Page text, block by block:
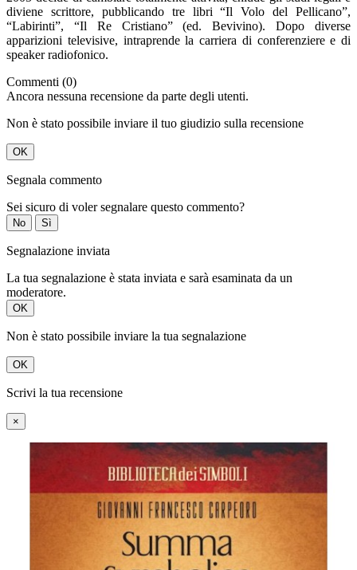
diviene scrittore, pubblicando tre libri “Il Volo del Pellicano”,
“Labirinti”, “Il Re Cristiano” (ed. Bevivino). Dopo diverse
apparizioni televisive, intraprende la carriera di conferenziere e di
speaker radiofonico.
Commenti (0)
Ancora nessuna recensione da parte degli utenti.
Non è stato possibile inviare il tuo giudizio sulla recensione
OK
Segnala commento
Sei sicuro di voler segnalare questo commento?
No Sì
Segnalazione inviata
La tua segnalazione è stata inviata e sarà esaminata da un
moderatore.
OK
Non è stato possibile inviare la tua segnalazione
OK
Scrivi la tua recensione
×